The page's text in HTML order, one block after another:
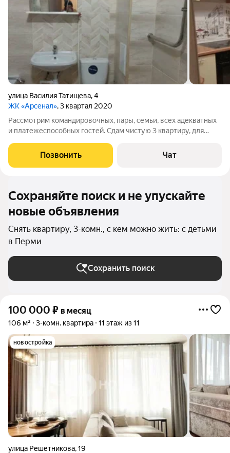
улица Василия Татищева,4
ЖК «Арсенал», 3 квартал 2020
Рассмотрим командировочных, пары, семьи, всех адекватных
и платежеспособных гостей. Сдам чистую 3 квартиру, для
парковочное место подземная парковква. Комиссия после
вселения, заранее денег не
Позвонить Чат
Сохраняйте поиск и не упускайте
новые объявления
Снять квартиру, 3-комн., с кем можно жить: с детьми
в Перми
Сохранить поиск
100 000 ₽ в месяц
106 м² 3-комн. квартира 11 этаж из 11
новостройка
улица Решетникова,19